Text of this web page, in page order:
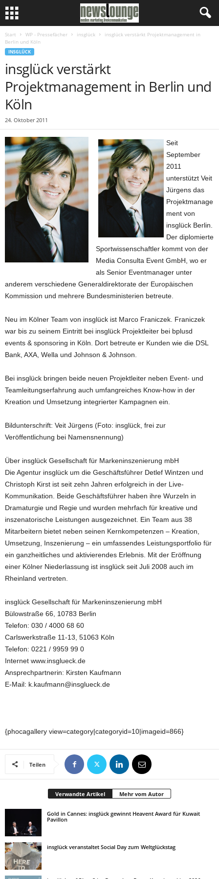
Start WP - Pressefächer insglück
insglück verstärkt Projektmanagement in
Berlin und Köln
INSGLÜCK
insglück verstärkt
Projektmanagement in Berlin und
Köln
24. Oktober 2011
Seit
September
2011
unterstützt Veit
Jürgens das
Projektmanage
ment von
insglück Berlin.
Der diplomierte
Sportwissenschaftler kommt von der
Media Consulta Event GmbH, wo er
als Senior Eventmanager unter
anderem verschiedene Generaldirektorate der Europäischen
Kommission und mehrere Bundesministerien betreute.
Neu im Kölner Team von insglück ist Marco Franiczek. Franiczek
war bis zu seinem Eintritt bei insglück Projektleiter bei bplusd
events & sponsoring in Köln. Dort betreute er Kunden wie die DSL
Bank, AXA, Wella und Johnson & Johnson.
Bei insglück bringen beide neuen Projektleiter neben Event- und
Teamleitungserfahrung auch umfangreiches Know-how in der
Kreation und Umsetzung integrierter Kampagnen ein.
Bildunterschrift: Veit Jürgens (Foto: insglück, frei zur
Veröffentlichung bei Namensnennung)
Über insglück Gesellschaft für Markeninszenierung mbH
Die Agentur insglück um die Geschäftsführer Detlef Wintzen und
Christoph Kirst ist seit zehn Jahren erfolgreich in der Live-
Kommunikation. Beide Geschäftsführer haben ihre Wurzeln in
Dramaturgie und Regie und wurden mehrfach für kreative und
inszenatorische Leistungen ausgezeichnet. Ein Team aus 38
Mitarbeitern bietet neben seinen Kernkompetenzen – Kreation,
Umsetzung, Inszenierung – ein umfassendes Leistungsportfolio für
ein ganzheitliches und aktivierendes Erlebnis. Mit der Eröffnung
einer Kölner Niederlassung ist insglück seit Juli 2008 auch im
Rheinland vertreten.
insglück Gesellschaft für Markeninszenierung mbH
Bülowstraße 66, 10783 Berlin
Telefon: 030 / 4000 68 60
Carlswerkstraße 11-13, 51063 Köln
Telefon: 0221 / 9959 99 0
Internet www.insglueck.de
Ansprechpartnerin: Kirsten Kaufmann
E-Mail: k.kaufmann@insglueck.de
{phocagallery view=category|categoryid=10|imageid=866}
Teilen
Verwandte Artikel Mehr vom Autor
Gold in Cannes: insglück gewinnt Heavent Award für Kuwait
Pavillon
insglück veranstaltet Social Day zum Weltglückstag